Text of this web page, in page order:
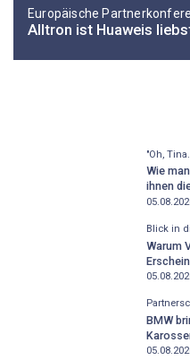
Europäische
Alltron ist Huaweis
"Oh,
Wie
ihnen
Blick in
Warum
BMW